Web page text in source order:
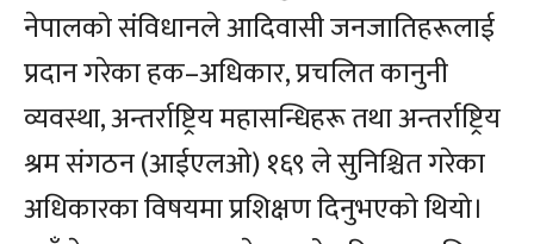
नेपालको संविधानले आदिवासी जनजातिहरूलाई
प्रदान गरेका हक–अधिकार, प्रचलित कानुनी
व्यवस्था, अन्तर्राष्ट्रिय महासन्धिहरू तथा अन्तर्राष्ट्रिय
श्रम संगठन (आईएलओ) १६९ ले सुनिश्चित गरेका
अधिकारका विषयमा प्रशिक्षण दिनुभएको थियो।